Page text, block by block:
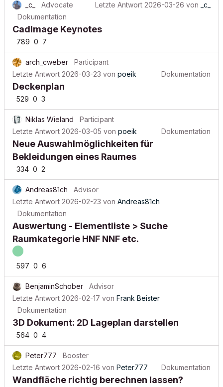
_c_ Advocate Letzte Antwort 2026-03-26 von
_c_
Dokumentation
CadImage Keynotes
789 0 7
arch_cweber
Participant
Letzte Antwort 2026-03-23 von poeik Dokumentation
Deckenplan
529 0 3
Niklas Wieland
Participant
Letzte Antwort 2026-03-05 von poeik Dokumentation
Neue Auswahlmöglichkeiten für
Bekleidungen eines Raumes
334 0 2
Andreas81ch
Advisor
Letzte Antwort 2026-02-23 von Andreas81ch
Dokumentation
Auswertung - Elementliste > Suche
Raumkategorie HNF NNF etc.
597 0 6
BenjaminSchober
Advisor
Letzte Antwort 2026-02-17 von Frank Beister
Dokumentation
3D Dokument: 2D Lageplan darstellen
564 0 4
Peter777
Booster
Letzte Antwort 2026-02-16 von Peter777 Dokumentation
Wandfläche richtig berechnen lassen?